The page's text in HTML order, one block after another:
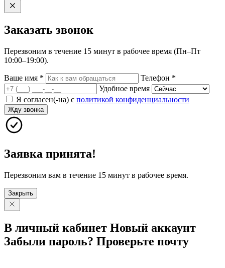
Заказать звонок
Перезвоним в течение 15 минут в рабочее время (Пн–Пт
10:00–19:00).
Ваше имя * Телефон *
Удобное время
Я согласен(-на) с политикой конфиденциальности
Жду звонка
Заявка принята!
Перезвоним вам в течение 15 минут в рабочее время.
Закрыть
В личный кабинет Новый аккаунт
Забыли пароль? Проверьте почту